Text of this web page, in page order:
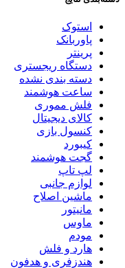
استوک
پاوربانک
پرینتر
دستگاه ریجستری
دسته بندی نشده
ساعت هوشمند
فلش مموری
کالای دیجیتال
کنسول بازی
کیبورد
گجت هوشمند
لپ تاپ
لوازم جانبی
ماشین اصلاح
مانیتور
ماوس
مودم
هارد و فلش
هندزفری و هدفون